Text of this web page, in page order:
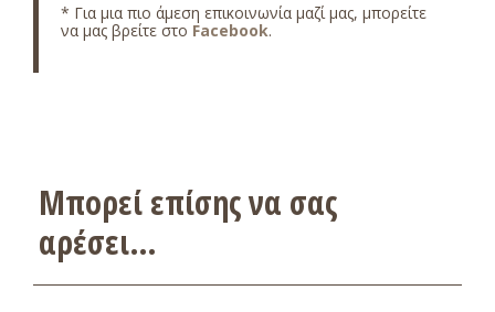
* Για μια πιο άμεση επικοινωνία μαζί μας, μπορείτε
να μας βρείτε στο Facebook.
Μπορεί επίσης να σας
αρέσει…